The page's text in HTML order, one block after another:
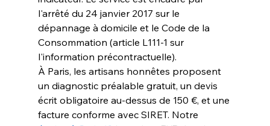
l'arrêté du 24 janvier 2017 sur le
dépannage à domicile et le Code de la
Consommation (article L111-1 sur
l'information précontractuelle).
À Paris, les artisans honnêtes proposent
un diagnostic préalable gratuit, un devis
écrit obligatoire au-dessus de 150 €, et une
facture conforme avec SIRET. Notre